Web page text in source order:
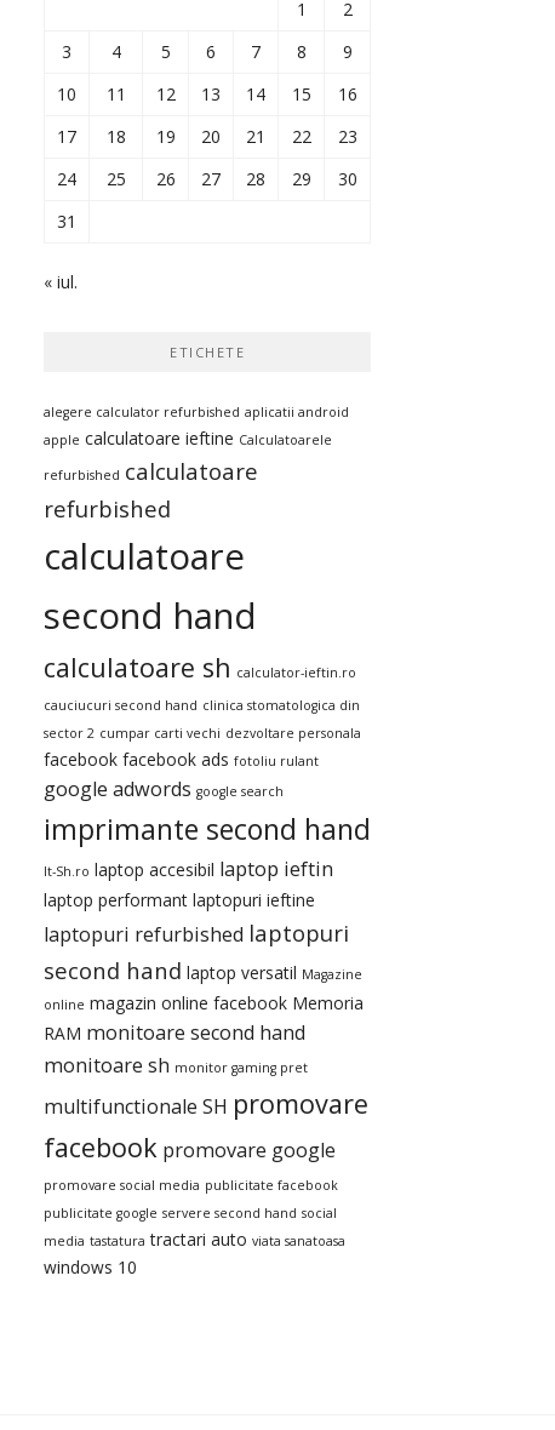
1
2
3
4 5 6 7 8
9
10
11 12 13 14 15
16
17
18 19 20 21 22
23
24
25 26 27 28 29
30
31
« iul.
ETICHETE
alegere calculator refurbished aplicatii android
apple calculatoare ieftine Calculatoarele
refurbished calculatoare
refurbished
calculatoare
second hand
calculatoare sh calculator-ieftin.ro
cauciucuri second hand clinica stomatologica din
sector 2 cumpar carti vechi dezvoltare personala
facebook facebook ads fotoliu rulant
google adwords google search
imprimante second hand
It-Sh.ro laptop accesibil laptop ieftin
laptop performant laptopuri ieftine
laptopuri refurbished laptopuri
second hand laptop versatil Magazine
online magazin online facebook Memoria
RAM monitoare second hand
monitoare sh monitor gaming pret
multifunctionale SH promovare
facebook promovare google
promovare social media publicitate facebook
publicitate google servere second hand social
media tastatura tractari auto viata sanatoasa
windows 10